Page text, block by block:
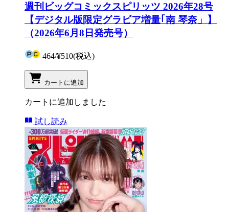
週刊ビッグコミックスピリッツ 2026年28号
【デジタル版限定グラビア増量｢南 琴奈」】
（2026年6月8日発売号）
464/¥510(税込)
カートに追加
カートに追加しました
試し読み